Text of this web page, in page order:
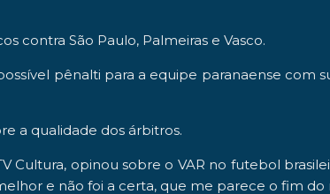
contra São Paulo, Palmeiras e Vasco.
pênalti para a equipe paranaense com
a qualidade dos árbitros.
Cultura, opinou sobre o VAR no futebol
e não foi a certa, que me parece o fim do